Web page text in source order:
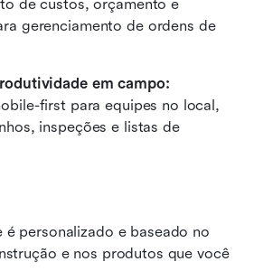
de custos, orçamento e
gerenciamento de ordens de
em campo:
first para equipes no local,
inspeções e listas de
personalizado e baseado no
e nos produtos que você